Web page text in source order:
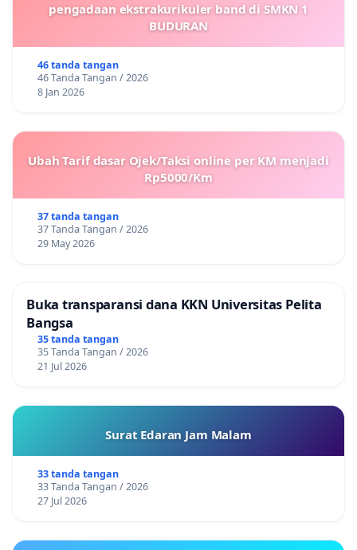
pengadaan ekstrakurikuler band di SMKN 1
BUDURAN
46 tanda tangan
46 Tanda Tangan / 2026
8 Jan 2026
Ubah Tarif dasar Ojek/Taksi online per KM menjadi
Rp5000/Km
37 tanda tangan
37 Tanda Tangan / 2026
29 May 2026
Buka transparansi dana KKN Universitas Pelita
Bangsa
35 tanda tangan
35 Tanda Tangan / 2026
21 Jul 2026
Surat Edaran Jam Malam
33 tanda tangan
33 Tanda Tangan / 2026
27 Jul 2026